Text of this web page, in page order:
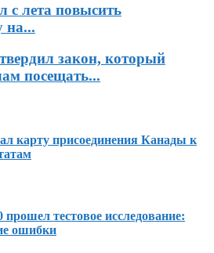
лета повысить
на...
закон, который
посещать...
карту присоединения Канады к
тестовое исследование:
ошибки